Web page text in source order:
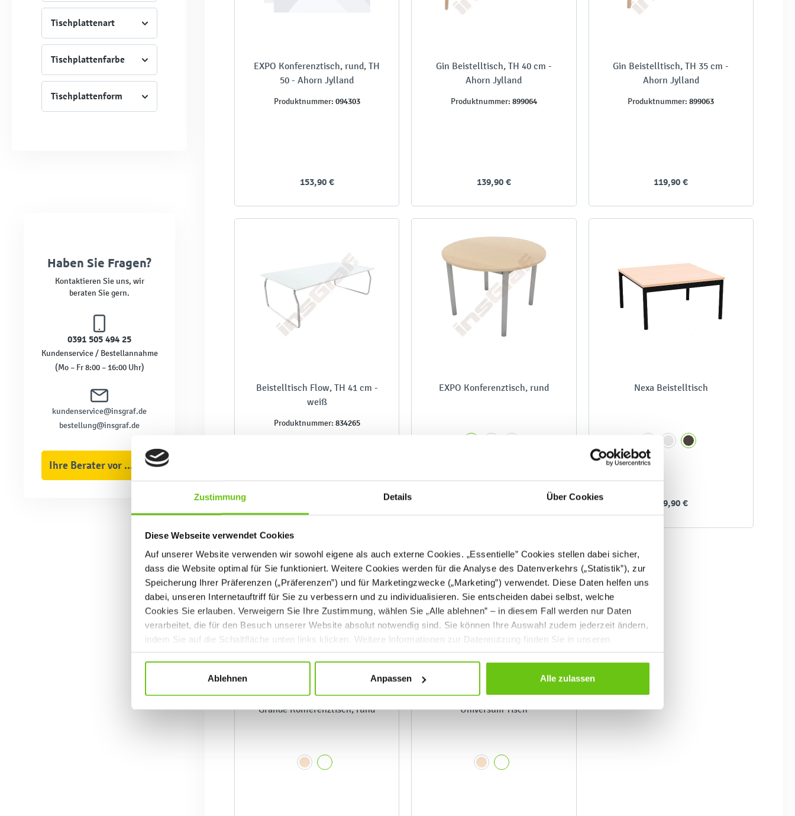
Zustimmung Details Über Cookies
Diese Webseite verwendet Cookies
Auf unserer Website verwenden wir sowohl eigene als auch externe Cookies. „Essentielle” Cookies stellen dabei sicher,
dass die Website optimal für Sie funktioniert. Weitere Cookies werden für die Analyse des Datenverkehrs („Statistik”), zur
Speicherung Ihrer Präferenzen („Präferenzen”) und für Marketingzwecke („Marketing”) verwendet. Diese Daten helfen uns
dabei, unseren Internetauftriff für Sie zu verbessern und zu individualisieren. Sie entscheiden dabei selbst, welche
Cookies Sie erlauben. Verweigern Sie Ihre Zustimmung, wählen Sie „Alle ablehnen” – in diesem Fall werden nur Daten
verarbeitet, die für den Besuch unserer Website absolut notwendig sind. Sie können Ihre Auswahl zudem jederzeit ändern,
indem Sie auf die Schaltfläche unten links klicken. Weitere Informationen zur Datennutzung finden Sie in unseren
Datenschutzrichtlinien.
Ablehnen Anpassen Alle zulassen
Tischplattenart
Tischplattenfarbe
Tischplattenform
Haben Sie Fragen?
Kontaktieren Sie uns, wir
beraten Sie gern.
0391 505 494 25
Kundenservice / Bestellannahme
(Mo – Fr 8:00 – 16:00 Uhr)
kundenservice@insgraf.de
bestellung@insgraf.de
Ihre Berater vor Ort
EXPO Konferenztisch, rund, TH
50 - Ahorn Jylland
Produktnummer: 094303
153,90 €
Gin Beistelltisch, TH 40 cm -
Ahorn Jylland
Produktnummer: 899064
139,90 €
Gin Beistelltisch, TH 35 cm -
Ahorn Jylland
Produktnummer: 899063
119,90 €
Beistelltisch Flow, TH 41 cm -
weiß
Produktnummer: 834265
EXPO Konferenztisch, rund Nexa Beistelltisch
119,90 €
Grande Konferenztisch, rund Universum Tisch